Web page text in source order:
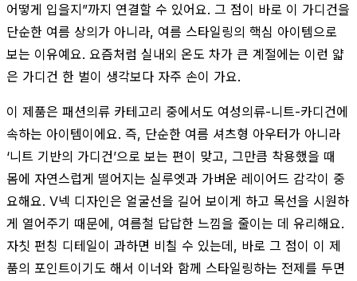
어떻게 입을지”까지 연결할 수 있어요. 그 점이 바로 이 가디건을
단순한 여름 상의가 아니라, 여름 스타일링의 핵심 아이템으로
보는 이유예요. 요즘처럼 실내외 온도 차가 큰 계절에는 이런 얇
은 가디건 한 벌이 생각보다 자주 손이 가요.
이 제품은 패션의류 카테고리 중에서도 여성의류-니트-카디건에
속하는 아이템이에요. 즉, 단순한 여름 셔츠형 아우터가 아니라
‘니트 기반의 가디건’으로 보는 편이 맞고, 그만큼 착용했을 때
몸에 자연스럽게 떨어지는 실루엣과 가벼운 레이어드 감각이 중
요해요. V넥 디자인은 얼굴선을 길어 보이게 하고 목선을 시원하
게 열어주기 때문에, 여름철 답답한 느낌을 줄이는 데 유리해요.
자칫 펀칭 디테일이 과하면 비칠 수 있는데, 바로 그 점이 이 제
품의 포인트이기도 해서 이너와 함께 스타일링하는 전제를 두면